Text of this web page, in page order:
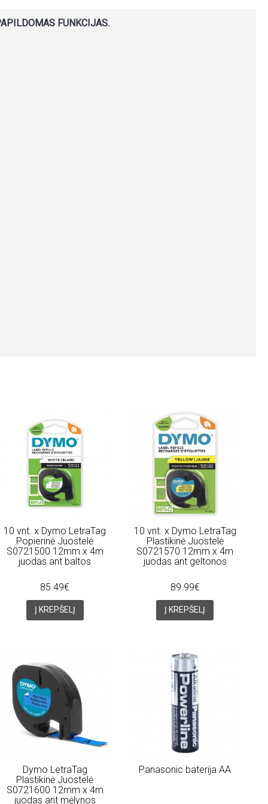
FUNKCIJAS.
10 vnt. x Dymo LetraTag
Popierinė Juostelė
S0721500 12mm x 4m
juodas ant baltos
85.49€
Į KREPŠELĮ
10 vnt. x Dymo LetraTag
Plastikinė Juostelė
S0721570 12mm x 4m
juodas ant geltonos
89.99€
Į KREPŠELĮ
Dymo LetraTag
Plastikinė Juostelė
S0721600 12mm x 4m
juodas ant mėlynos
Panasonic baterija AA